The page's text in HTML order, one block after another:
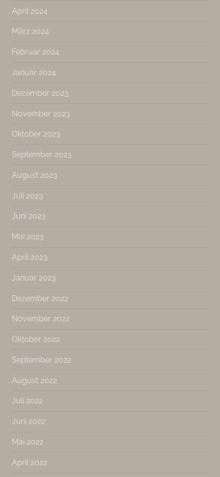
April 2024
März 2024
Februar 2024
Januar 2024
Dezember 2023
November 2023
Oktober 2023
September 2023
August 2023
Juli 2023
Juni 2023
Mai 2023
April 2023
Januar 2023
Dezember 2022
November 2022
Oktober 2022
September 2022
August 2022
Juli 2022
Juni 2022
Mai 2022
April 2022